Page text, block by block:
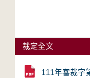
裁定全文
111年審裁字